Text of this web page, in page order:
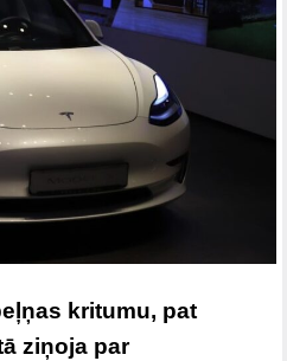
kritumu, pat
ziņoja par